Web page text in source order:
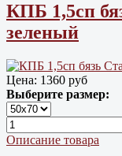
КПБ 1,5сп
зеленый
Цена: 1360 руб
Выберите размер:
Описание товара